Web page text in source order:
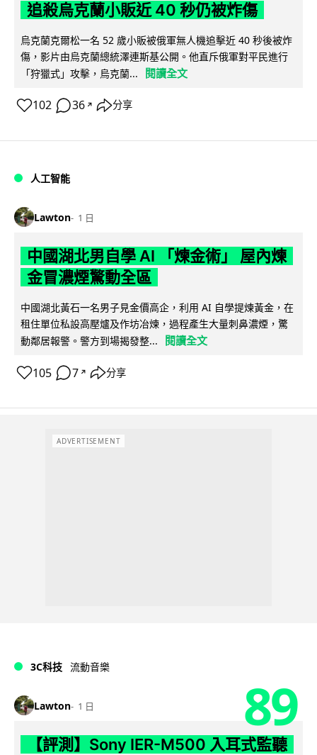
追殺烏克蘭小販近 40 秒仍被炸傷
烏克蘭克爾松一名 52 歲小販被俄軍無人機追擊近 40 秒後被炸
傷，影片由烏克蘭總統澤連斯基公開。他直斥俄軍對平民進行
「狩獵式」攻擊，烏克蘭...
閱讀全文
102 36 ↗ 分享
人工智能
Lawton 1 日
中國湖北男自學 AI 「煉金術」 屋內煉
金冒濃煙驚動全區
中國湖北黃石一名男子見金價高企，利用 AI 自學提煉黃金，在
租住單位私設高壓爐及作坊冶煉，過程產生大量刺鼻濃煙，驚
動鄰居報警。警方到場揭發整...
閱讀全文
105 7 ↗ 分享
ADVERTISEMENT
3C科技 流動音樂
Lawton 1 日 89
【評測】Sony IER-M500 入耳式監聽